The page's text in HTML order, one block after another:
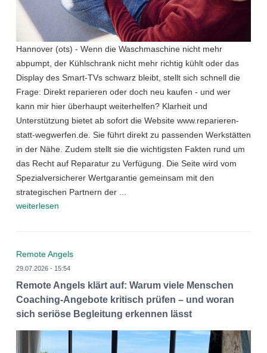
Hannover (ots) - Wenn die Waschmaschine nicht mehr
abpumpt, der Kühlschrank nicht mehr richtig kühlt oder das
Display des Smart-TVs schwarz bleibt, stellt sich schnell die
Frage: Direkt reparieren oder doch neu kaufen - und wer
kann mir hier überhaupt weiterhelfen? Klarheit und
Unterstützung bietet ab sofort die Website www.reparieren-
statt-wegwerfen.de. Sie führt direkt zu passenden Werkstätten
in der Nähe. Zudem stellt sie die wichtigsten Fakten rund um
das Recht auf Reparatur zu Verfügung. Die Seite wird vom
Spezialversicherer Wertgarantie gemeinsam mit den
strategischen Partnern der ...
weiterlesen
Remote Angels
29.07.2026 - 15:54
Remote Angels klärt auf: Warum viele Menschen
Coaching-Angebote kritisch prüfen – und woran
sich seriöse Begleitung erkennen lässt